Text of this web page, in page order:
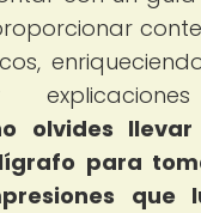
olvides
para
que